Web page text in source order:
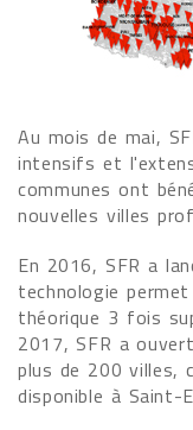
Au mois de mai,
intensifs et
communes ont
nouvelles villes
En 2016, SFR a
technologie
théorique 3 fois
2017, SFR a
plus de 200 villes,
disponible à Saint-